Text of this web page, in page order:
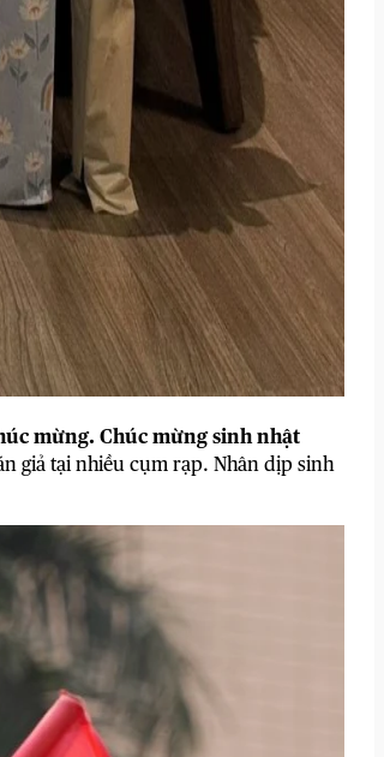
mừng. Chúc mừng sinh nhật
giả tại nhiều cụm rạp. Nhân dịp sinh